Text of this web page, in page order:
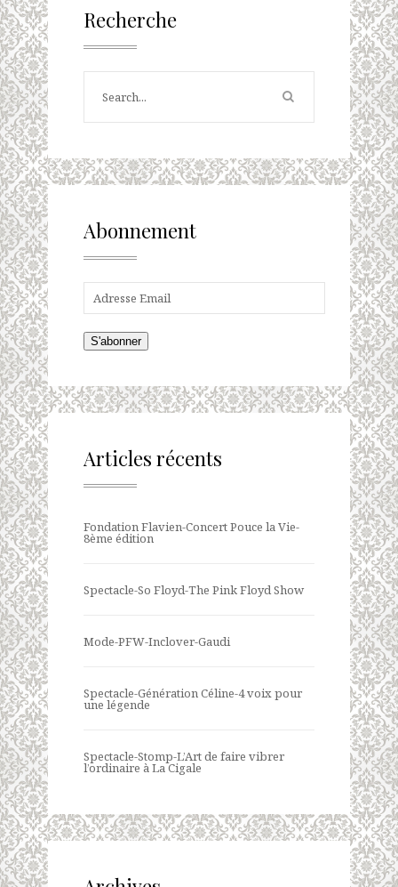
Recherche
Abonnement
S'abonner
Articles récents
Fondation Flavien-Concert Pouce la Vie-
8ème édition
Spectacle-So Floyd-The Pink Floyd Show
Mode-PFW-Inclover-Gaudi
Spectacle-Génération Céline-4 voix pour
une légende
Spectacle-Stomp-L’Art de faire vibrer
l’ordinaire à La Cigale